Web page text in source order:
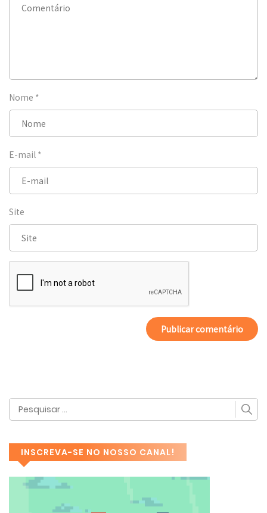
Nome *
E-mail *
Site
INSCREVA-SE NO NOSSO CANAL!